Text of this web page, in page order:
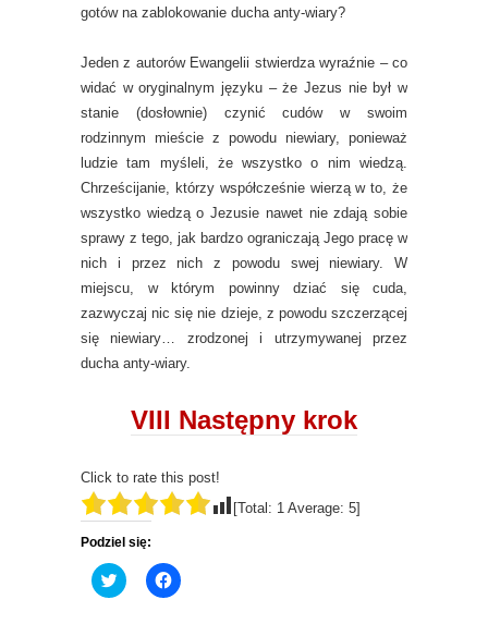
gotów na zablokowanie ducha anty-wiary?
Jeden z autorów Ewangelii stwierdza wyraźnie – co
widać w oryginalnym języku – że Jezus nie był w
stanie (dosłownie) czynić cudów w swoim
rodzinnym mieście z powodu niewiary, ponieważ
ludzie tam myśleli, że wszystko o nim wiedzą.
Chrześcijanie, którzy współcześnie wierzą w to, że
wszystko wiedzą o Jezusie nawet nie zdają sobie
sprawy z tego, jak bardzo ograniczają Jego pracę w
nich i przez nich z powodu swej niewiary. W
miejscu, w którym powinny dziać się cuda,
zazwyczaj nic się nie dzieje, z powodu szczerzącej
się niewiary… zrodzonej i utrzymywanej przez
ducha anty-wiary.
VIII Następny krok
Click to rate this post!
[Total: 1 Average: 5]
Podziel się:
C
l
C
l